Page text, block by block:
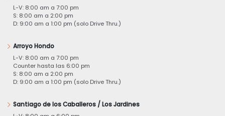
L-V: 8:00 am a 7:00 pm
S: 8:00 am a 2:00 pm
D: 9:00 am a 1:00 pm (solo Drive Thru.)
Arroyo Hondo
L-V: 8:00 am a 7:00 pm
Counter hasta las 6:00 pm
S: 8:00 am a 2:00 pm
D: 9:00 am a 1:00 pm (solo Drive Thru.)
Santiago de los Caballeros / Los Jardines